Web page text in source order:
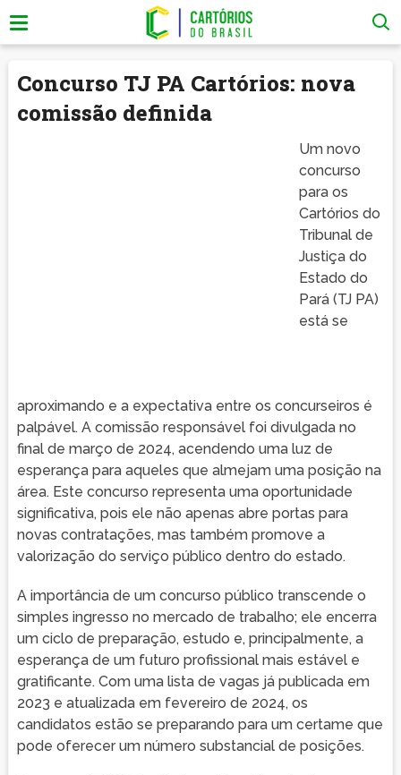
Concurso TJ PA Cartórios: nova
comissão definida
Um novo
concurso
para os
Cartórios do
Tribunal de
Justiça do
Estado do
Pará (TJ PA)
está se
aproximando e a expectativa entre os concurseiros é
palpável. A comissão responsável foi divulgada no
final de março de 2024, acendendo uma luz de
esperança para aqueles que almejam uma posição na
área. Este concurso representa uma oportunidade
significativa, pois ele não apenas abre portas para
novas contratações, mas também promove a
valorização do serviço público dentro do estado.
A importância de um concurso público transcende o
simples ingresso no mercado de trabalho; ele encerra
um ciclo de preparação, estudo e, principalmente, a
esperança de um futuro profissional mais estável e
gratificante. Com uma lista de vagas já publicada em
2023 e atualizada em fevereiro de 2024, os
candidatos estão se preparando para um certame que
pode oferecer um número substancial de posições.